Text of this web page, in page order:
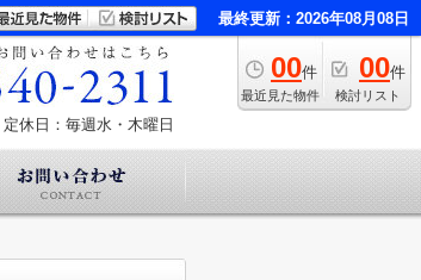
最終更新：2026年08月08日
00件
最近見た物件
00件
検討リスト
定休日：毎週水・木曜日